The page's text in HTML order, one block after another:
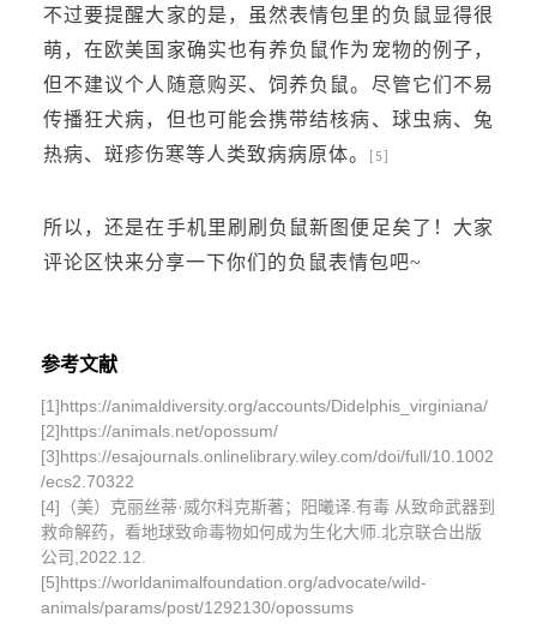
不过要提醒大家的是，虽然表情包里的负鼠显得很
萌，在欧美国家确实也有养负鼠作为宠物的例子，
但不建议个人随意购买、饲养负鼠。尽管它们不易
传播狂犬病，但也可能会携带结核病、球虫病、兔
热病、斑疹伤寒等人类致病病原体。
[5]
所以，还是在手机里刷刷负鼠新图便足矣了！大家
评论区快来分享一下你们的负鼠表情包吧~
参考文献
[1]https://animaldiversity.org/accounts/Didelphis_virginiana/
[2]https://animals.net/opossum/
[3]https://esajournals.onlinelibrary.wiley.com/doi/full/10.1002
/ecs2.70322
[4]（美）克丽丝蒂·威尔科克斯著；阳曦译.有毒 从致命武器到
救命解药，看地球致命毒物如何成为生化大师.北京联合出版
公司,2022.12.
[5]https://worldanimalfoundation.org/advocate/wild-
animals/params/post/1292130/opossums